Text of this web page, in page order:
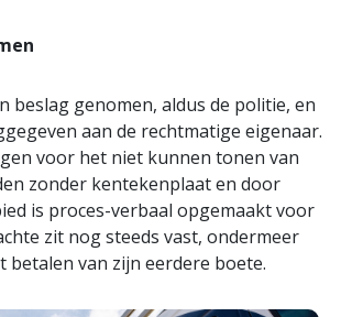
beslag genomen, aldus de politie, en
aan de rechtmatige eigenaar.
voor het niet kunnen tonen van
zonder kentekenplaat en door
is proces-verbaal opgemaakt voor
zit nog steeds vast, ondermeer
betalen van zijn eerdere boete.